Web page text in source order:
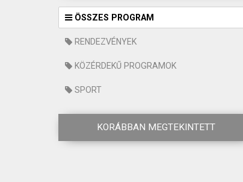
ÖSSZES PROGRAM
RENDEZVÉNYEK
KÖZÉRDEKŰ PROGRAMOK
SPORT
KORÁBBAN MEGTEKINTETT